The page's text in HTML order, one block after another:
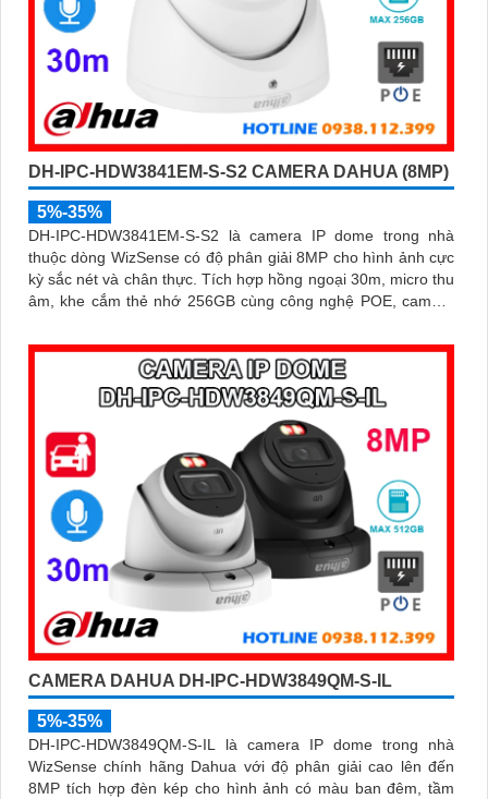
DH-IPC-HDW3841EM-S-S2 CAMERA DAHUA (8MP)
5%-35%
DH-IPC-HDW3841EM-S-S2 là camera IP dome trong nhà
thuộc dòng WizSense có độ phân giải 8MP cho hình ảnh cực
kỳ sắc nét và chân thực. Tích hợp hồng ngoại 30m, micro thu
âm, khe cắm thẻ nhớ 256GB cùng công nghệ POE, camera
CAMERA DAHUA DH-IPC-HDW3849QM-S-IL
5%-35%
DH-IPC-HDW3849QM-S-IL là camera IP dome trong nhà
WizSense chính hãng Dahua với độ phân giải cao lên đến
8MP tích hợp đèn kép cho hình ảnh có màu ban đêm, tầm